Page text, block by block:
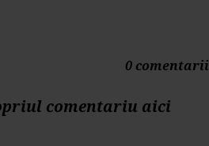
0 comentarii
comentariu aici